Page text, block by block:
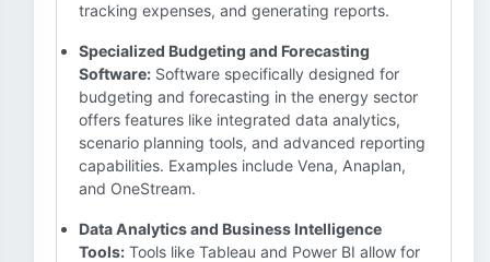
tracking expenses, and generating reports.
Specialized Budgeting and Forecasting
Software: Software specifically designed for
budgeting and forecasting in the energy sector
offers features like integrated data analytics,
scenario planning tools, and advanced reporting
capabilities. Examples include Vena, Anaplan,
and OneStream.
Data Analytics and Business Intelligence
Tools: Tools like Tableau and Power BI allow for